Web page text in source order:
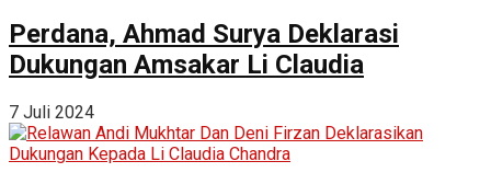
Perdana, Ahmad Surya Deklarasi
Dukungan Amsakar Li Claudia
7 Juli 2024